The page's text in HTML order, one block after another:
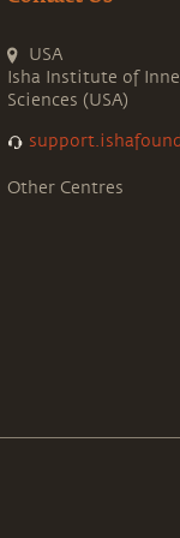
USA
Isha Institute of
Sciences (USA)
Other Centres